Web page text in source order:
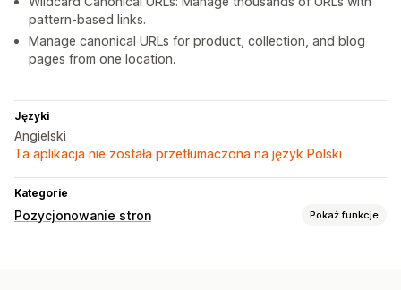
pattern-based links.
Manage canonical URLs for product, collection, and blog
pages from one location.
Języki
Angielski
Ta aplikacja nie została przetłumaczona na język Polski
Kategorie
Pozycjonowanie stron Pokaż funkcje